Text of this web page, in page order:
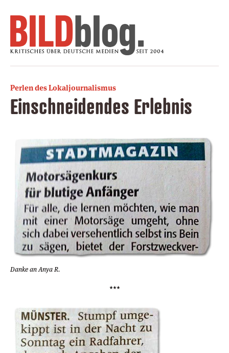
Perlen des Lokaljournalismus
Einschneidendes Erlebnis
Danke an Anya R.
***